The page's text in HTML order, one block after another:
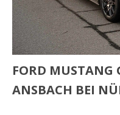
FORD MUSTANG
ANSBACH BEI